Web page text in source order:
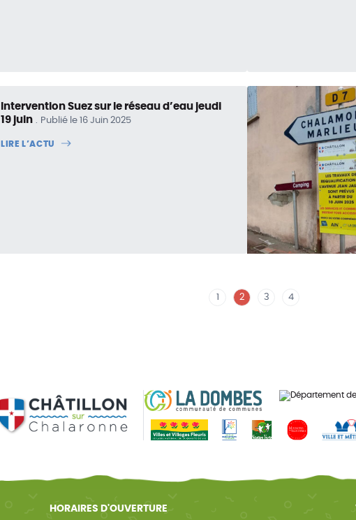
Intervention Suez sur le réseau d’eau jeudi
19 juin
Publié le 16 Juin 2025
LIRE L’ACTU
1 2 3 4
HORAIRES D'OUVERTURE